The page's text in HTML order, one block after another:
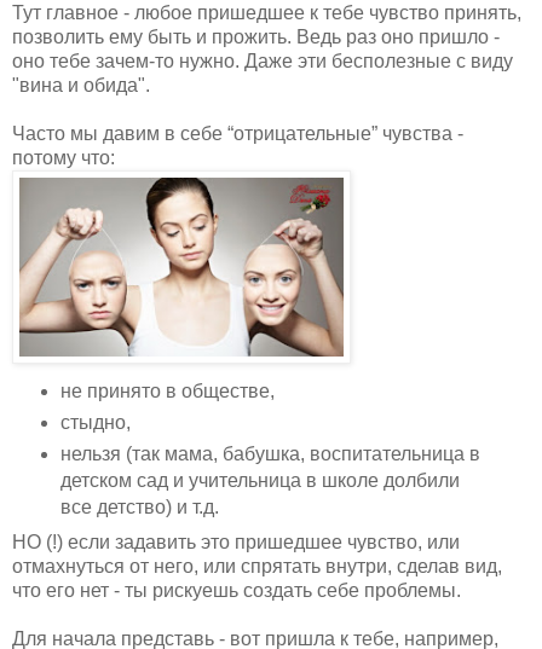
Тут главное - любое пришедшее к тебе чувство принять,
позволить ему быть и прожить. Ведь раз оно пришло -
оно тебе зачем-то нужно. Даже эти бесполезные с виду
"вина и обида".
Часто мы давим в себе “отрицательные” чувства -
потому что:
не принято в обществе,
стыдно,
нельзя (так мама, бабушка, воспитательница в
детском сад и учительница в школе долбили
все детство) и т.д.
НО (!) если задавить это пришедшее чувство, или
отмахнуться от него, или спрятать внутри, сделав вид,
что его нет - ты рискуешь создать себе проблемы.
Для начала представь - вот пришла к тебе, например,